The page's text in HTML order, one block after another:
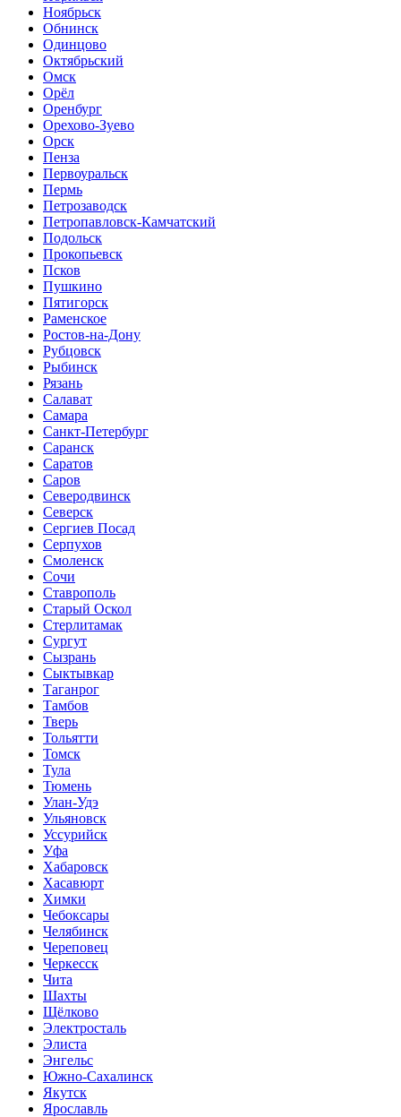
Ноябрьск
Обнинск
Одинцово
Октябрьский
Омск
Орёл
Оренбург
Орехово-Зуево
Орск
Пенза
Первоуральск
Пермь
Петрозаводск
Петропавловск-Камчатский
Подольск
Прокопьевск
Псков
Пушкино
Пятигорск
Раменское
Ростов-на-Дону
Рубцовск
Рыбинск
Рязань
Салават
Самара
Санкт-Петербург
Саранск
Саратов
Саров
Северодвинск
Северск
Сергиев Посад
Серпухов
Смоленск
Сочи
Ставрополь
Старый Оскол
Стерлитамак
Сургут
Сызрань
Сыктывкар
Таганрог
Тамбов
Тверь
Тольятти
Томск
Тула
Тюмень
Улан-Удэ
Ульяновск
Уссурийск
Уфа
Хабаровск
Хасавюрт
Химки
Чебоксары
Челябинск
Череповец
Черкесск
Чита
Шахты
Щёлково
Электросталь
Элиста
Энгельс
Южно-Сахалинск
Якутск
Ярославль